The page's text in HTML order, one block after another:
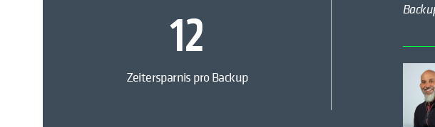
12
Zeitersparnis pro Backup